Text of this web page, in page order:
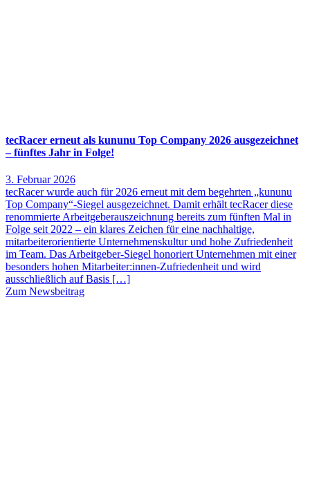
tecRacer erneut als kununu Top Company 2026 ausgezeichnet
– fünftes Jahr in Folge!
3. Februar 2026
tecRacer wurde auch für 2026 erneut mit dem begehrten „kununu
Top Company“-Siegel ausgezeichnet. Damit erhält tecRacer diese
renommierte Arbeitgeberauszeichnung bereits zum fünften Mal in
Folge seit 2022 – ein klares Zeichen für eine nachhaltige,
mitarbeiterorientierte Unternehmenskultur und hohe Zufriedenheit
im Team. Das Arbeitgeber-Siegel honoriert Unternehmen mit einer
besonders hohen Mitarbeiter:innen-Zufriedenheit und wird
ausschließlich auf Basis […]
Zum Newsbeitrag